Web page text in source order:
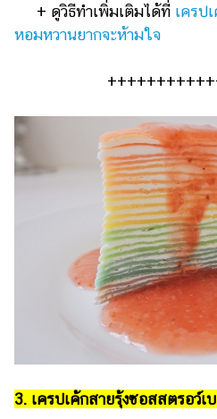
+ ดูวิธีทำเพิ่มเติมได้ที่ เครป
หอมหวานยากจะห้ามใจ
3. เครปเค้กสายรุ้งซอสสตรอว์เ